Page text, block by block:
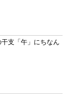
支「午」にちなん